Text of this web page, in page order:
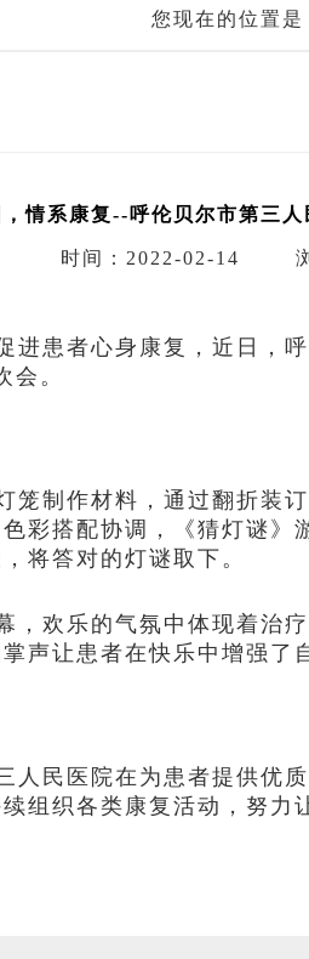
您现在的位置是
，情系康复--呼伦贝尔市第三
时间：2022-02-14
进患者心身康复，近日，
会。
笼制作材料，通过翻折装
彩搭配协调，《猜灯谜
将答对的灯谜取下。
，欢乐的气氛中体现着治
声让患者在快乐中增强了
人民医院在为患者提供优
组织各类康复活动，努力